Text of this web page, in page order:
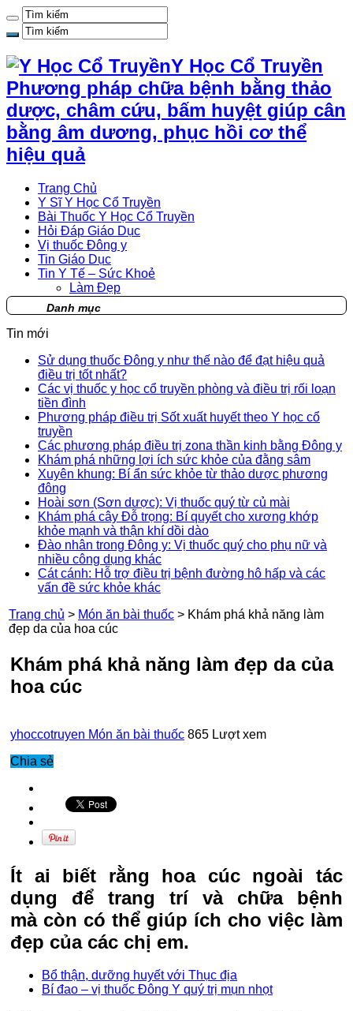
Y Học Cổ Truyền
Phương pháp chữa bệnh bằng thảo
dược, châm cứu, bấm huyệt giúp cân
bằng âm dương, phục hồi cơ thể
hiệu quả
Trang Chủ
Y Sĩ Y Học Cổ Truyền
Bài Thuốc Y Học Cổ Truyền
Hỏi Đáp Giáo Dục
Vị thuốc Đông y
Tin Giáo Dục
Tin Y Tế – Sức Khoẻ
Làm Đẹp
Danh mục
Tin mới
Sử dụng thuốc Đông y như thế nào để đạt hiệu quả
điều trị tốt nhất?
Các vị thuốc y học cổ truyền phòng và điều trị rối loạn
tiền đình
Phương pháp điều trị Sốt xuất huyết theo Y học cổ
truyền
Các phương pháp điều trị zona thần kinh bằng Đông y
Khám phá những lợi ích sức khỏe của đằng sâm
Xuyên khung: Bí ẩn sức khỏe từ thảo dược phương
đông
Hoài sơn (Sơn dược): Vị thuốc quý từ củ mài
Khám phá cây Đỗ trọng: Bí quyết cho xương khớp
khỏe mạnh và thận khí dồi dào
Đào nhân trong Đông y: Vị thuốc quý cho phụ nữ và
nhiều công dụng khác
Cát cánh: Hỗ trợ điều trị bệnh đường hô hấp và các
vấn đề sức khỏe khác
Trang chủ > Món ăn bài thuốc > Khám phá khả năng làm
đẹp da của hoa cúc
Khám phá khả năng làm đẹp da của
hoa cúc
yhoccotruyen Món ăn bài thuốc 865 Lượt xem
Chia sẻ
Ít ai biết rằng hoa cúc ngoài tác
dụng để trang trí và chữa bệnh
mà còn có thể giúp ích cho việc làm
đẹp của các chị em.
Bổ thận, dưỡng huyết với Thục địa
Bí đao – vị thuốc Đông Y quý trị mụn nhọt